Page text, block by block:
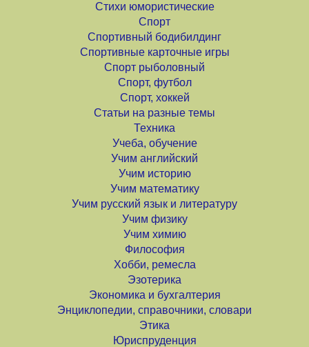
Стихи юмористические
Спорт
Спортивный бодибилдинг
Спортивные карточные игры
Спорт рыболовный
Спорт, футбол
Спорт, хоккей
Статьи на разные темы
Техника
Учеба, обучение
Учим английский
Учим историю
Учим математику
Учим русский язык и литературу
Учим физику
Учим химию
Философия
Хобби, ремесла
Эзотерика
Экономика и бухгалтерия
Энциклопедии, справочники, словари
Этика
Юриспруденция